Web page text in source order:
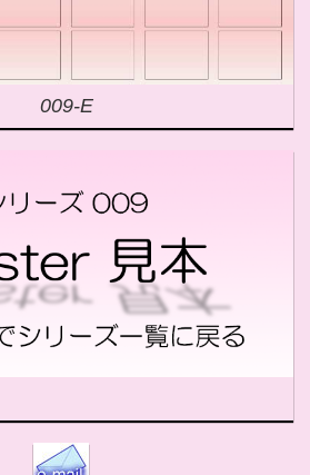
009-E